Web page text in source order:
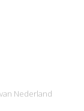
Nederland